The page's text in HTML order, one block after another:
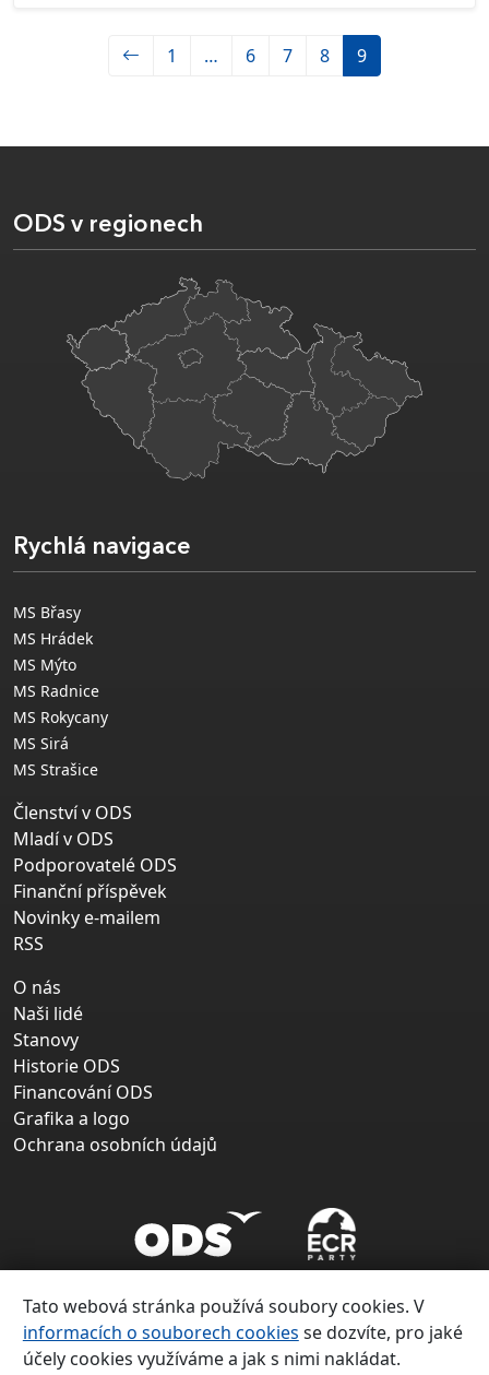
1 … 6 7 8 9
ODS v regionech
Rychlá navigace
MS Břasy
MS Hrádek
MS Mýto
MS Radnice
MS Rokycany
MS Sirá
MS Strašice
Členství v ODS
Mladí v ODS
Podporovatelé ODS
Finanční příspěvek
Novinky e-mailem
RSS
O nás
Naši lidé
Stanovy
Historie ODS
Financování ODS
Grafika a logo
Ochrana osobních údajů
Tato webová stránka používá soubory cookies. V
informacích o souborech cookies se dozvíte, pro jaké
účely cookies využíváme a jak s nimi nakládat.